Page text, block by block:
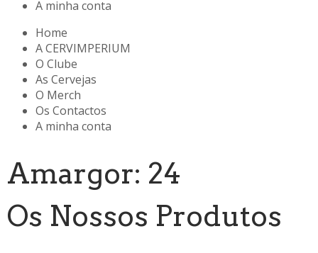
A minha conta
Home
A CERVIMPERIUM
O Clube
As Cervejas
O Merch
Os Contactos
A minha conta
Amargor: 24
Os Nossos Produtos